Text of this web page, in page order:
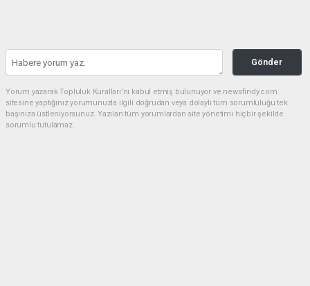
Gönder
Yorum yazarak Topluluk Kuralları’nı kabul etmiş bulunuyor ve newsfindy.com
sitesine yaptığınız yorumunuzla ilgili doğrudan veya dolaylı tüm sorumluluğu tek
başınıza üstleniyorsunuz. Yazılan tüm yorumlardan site yönetimi hiçbir şekilde
sorumlu tutulamaz.